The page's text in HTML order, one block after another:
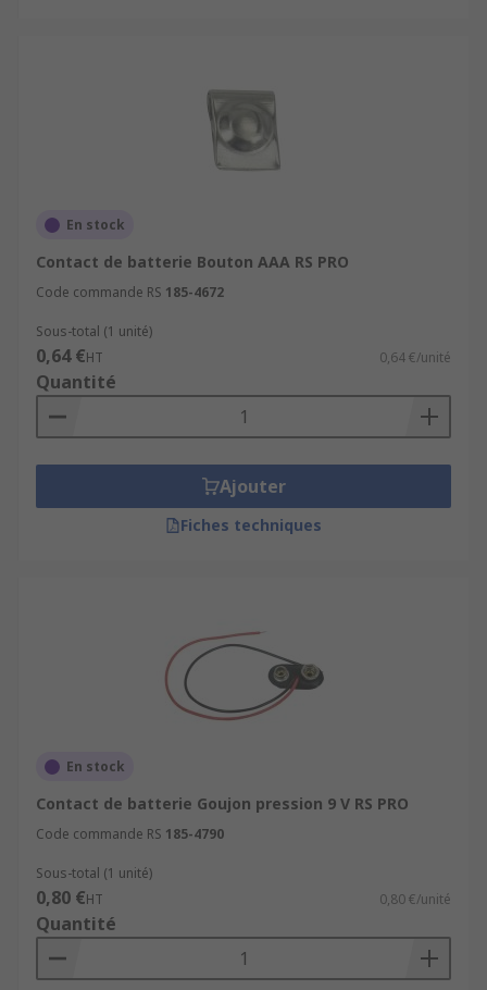
En stock
Contact de batterie Bouton AAA RS PRO
Code commande RS 185-4672
Sous-total (1 unité)
0,64 €HT 0,64 €/unité
Quantité
Ajouter
Fiches techniques
En stock
Contact de batterie Goujon pression 9 V RS PRO
Code commande RS 185-4790
Sous-total (1 unité)
0,80 €HT 0,80 €/unité
Quantité